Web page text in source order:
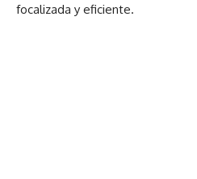
focalizada y eficiente.